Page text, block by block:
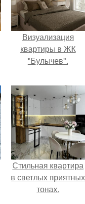
Визуализация
квартиры в ЖК
"Булычев".
Стильная квартира
в светлых приятных
тонах.